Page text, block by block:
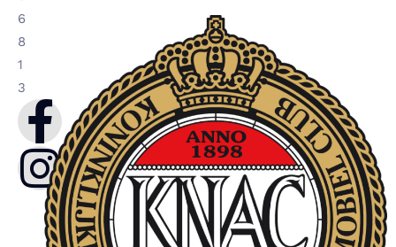
6
8
1
3